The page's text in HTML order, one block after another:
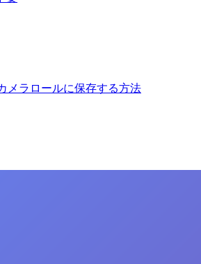
メラロールに保存する方法